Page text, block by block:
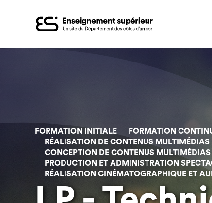
FORMATION INITIALE FORMATION
RÉALISATION DE CONTENUS MULTIMÉDIAS
CONCEPTION DE CONTENUS MULTIMÉDIAS
PRODUCTION ET ADMINISTRATION
RÉALISATION CINÉMATOGRAPHIQUE ET